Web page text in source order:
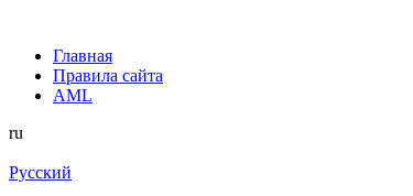
Главная
Правила сайта
AML
ru
Русский